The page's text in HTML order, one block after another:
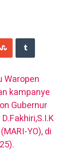
Waropen
kampanye
Gubernur
YO), di